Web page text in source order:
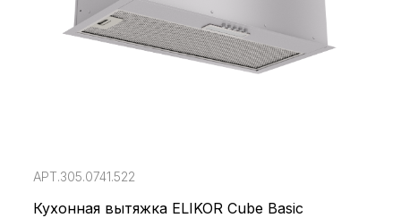
АРТ.305.0741.522
Кухонная вытяжка ELIKOR Cube Basic